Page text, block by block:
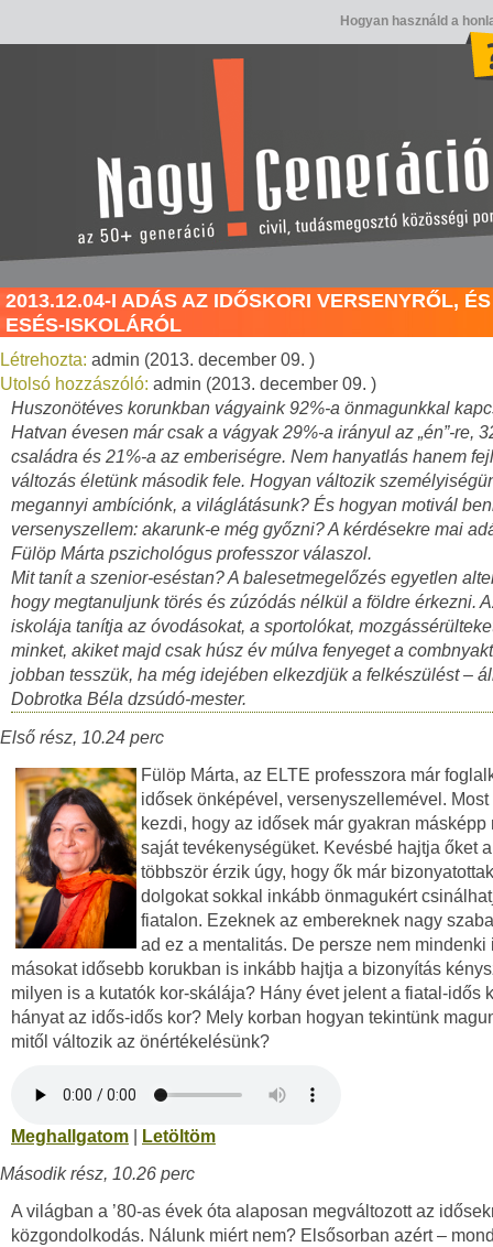
Hogyan használd a
2013.12.04-I ADÁS AZ IDŐSKORI VERSENYRŐL,
ESÉS-ISKOLÁRÓL
Létrehozta: admin (2013. december 09. )
Utolsó hozzászóló: admin (2013. december 09. )
Huszonötéves korunkban vágyaink 92%-a önmagunkkal
Hatvan évesen már csak a vágyak 29%-a irányul az „én”-re,
családra és 21%-a az emberiségre. Nem hanyatlás hanem
változás életünk második fele. Hogyan változik
megannyi ambíciónk, a világlátásunk? És hogyan motivál
versenyszellem: akarunk-e még győzni? A kérdésekre mai
Fülöp Márta pszichológus professzor válaszol.
Mit tanít a szenior-eséstan? A balesetmegelőzés egyetlen
hogy megtanuljunk törés és zúzódás nélkül a földre érkezni.
iskolája tanítja az óvodásokat, a sportolókat,
minket, akiket majd csak húsz év múlva fenyeget a
jobban tesszük, ha még idejében elkezdjük a felkészülést –
Dobrotka Béla dzsúdó-mester.
Első rész, 10.24 perc
Fülöp Márta, az ELTE professzora már
idősek önképével, versenyszellemével. Most
kezdi, hogy az idősek már gyakran másképp
saját tevékenységüket. Kevésbé hajtja őket
többször érzik úgy, hogy ők már
dolgokat sokkal inkább önmagukért
fiatalon. Ezeknek az embereknek nagy
ad ez a mentalitás. De persze nem mindenki
másokat idősebb korukban is inkább hajtja a bizonyítás
milyen is a kutatók kor-skálája? Hány évet jelent a fiatal-idős
hányat az idős-idős kor? Mely korban hogyan tekintünk
mitől változik az önértékelésünk?
Meghallgatom
Letöltöm
Második rész, 10.26 perc
A világban a ’80-as évek óta alaposan megváltozott az
közgondolkodás. Nálunk miért nem? Elsősorban azért –